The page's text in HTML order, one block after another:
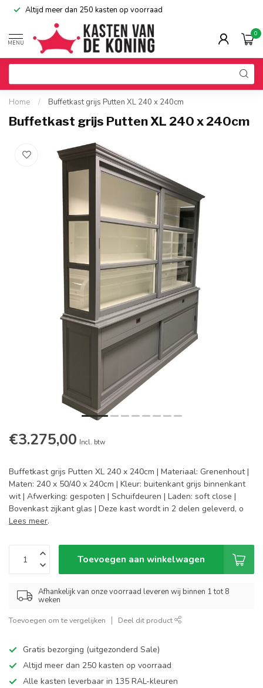
Altijd meer dan 250 kasten op voorraad
MENU
0
Home / Buffetkast grijs Putten XL 240 x 240cm
Buffetkast grijs Putten XL 240 x 240cm
€3.275,00 Incl. btw
Buffetkast grijs Putten XL 240 x 240cm | Materiaal: Grenenhout |
Maten: 240 x 50/40 x 240cm | Kleur: buitenkant grijs binnenkant
wit | Afwerking: gespoten | Schuifdeuren | Laden: soft close |
Bovenkast zijkant glas | Deze kast wordt in 2 delen geleverd, o
Lees meer.
Toevoegen aan winkelwagen
Afhankelijk van onze voorraad leveren wij binnen 1 tot 8
weken
Toevoegen om te vergelijken Deel dit product
Gratis bezorging (uitgezonderd Sale)
Altijd meer dan 250 kasten op voorraad
Alle kasten leverbaar in 135 RAL-kleuren